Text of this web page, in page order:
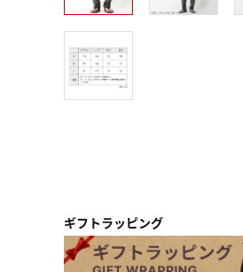
ギフトラッピング